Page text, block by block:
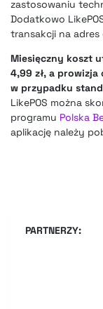
zastosowaniu
Dodatkowo
transakcji na
Miesięczny koszt
4,99 zł, a
w przypadku
LikePOS można
programu Polska
aplikację należy
PARTNERZY: